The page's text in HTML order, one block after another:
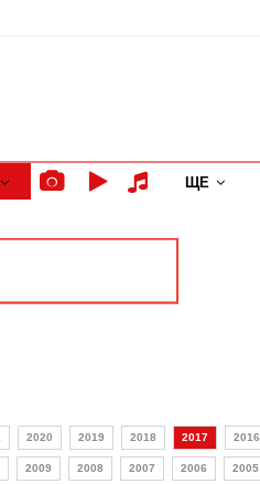
ЩЕ
2020 2019 2018 2017 2016
2009 2008 2007 2006 2005